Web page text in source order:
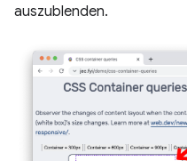
auszublenden.